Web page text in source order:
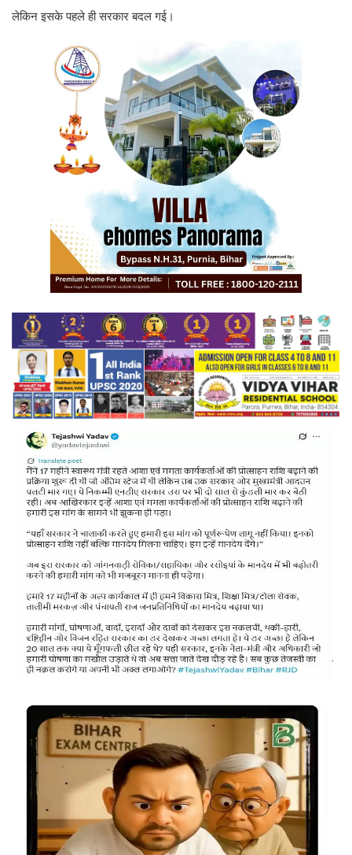
लेकिन इसके पहले ही सरकार बदल गई।